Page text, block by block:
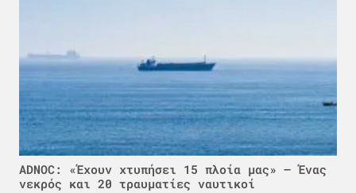
ADNOC: «Έχουν χτυπήσει 15 πλοία μας» – Ένας
νεκρός και 20 τραυματίες ναυτικοί